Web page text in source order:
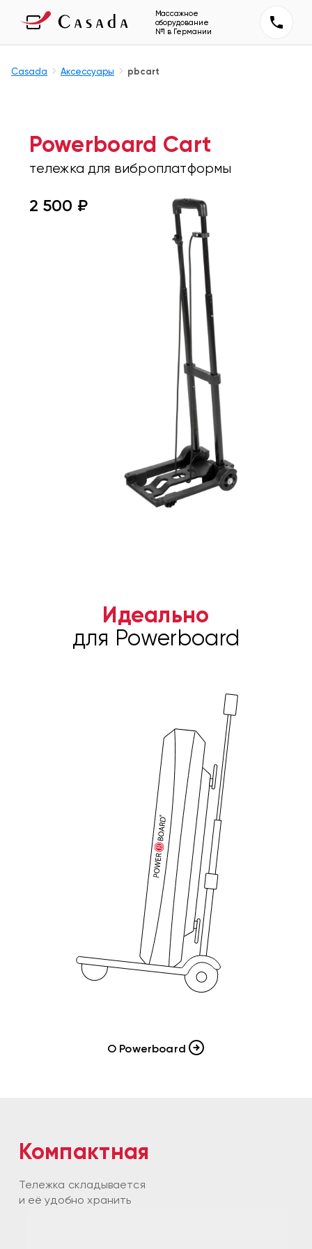
Массажное
оборудование
№1 в Германии
Casada Аксессуары pbcart
Powerboard Cart
тележка для виброплатформы
2 500 ₽
Идеально
для Powerboard
О Powerboard
Компактная
Тележка складывается
и её удобно хранить